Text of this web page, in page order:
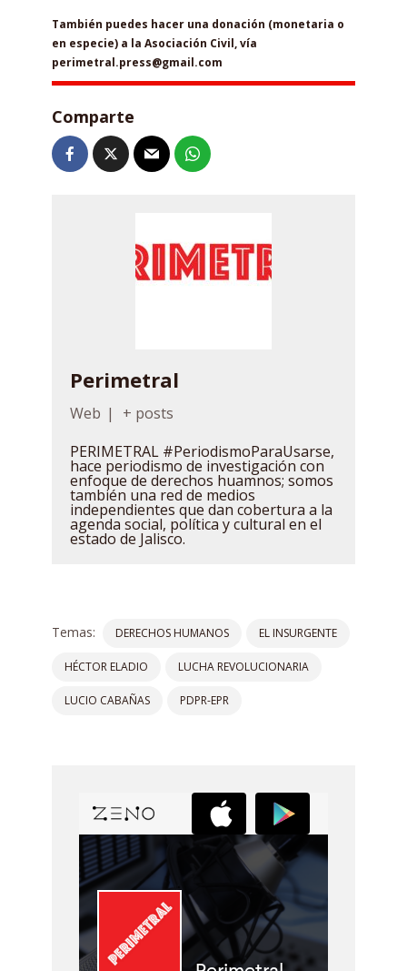
También puedes hacer una donación (monetaria o
en especie) a la Asociación Civil, vía
perimetral.press@gmail.com
Comparte
Perimetral
Web |
+ posts
PERIMETRAL #PeriodismoParaUsarse,
hace periodismo de investigación con
enfoque de derechos huamnos; somos
también una red de medios
independientes que dan cobertura a la
agenda social, política y cultural en el
estado de Jalisco.
Temas: DERECHOS HUMANOS EL INSURGENTE
HÉCTOR ELADIO LUCHA REVOLUCIONARIA
LUCIO CABAÑAS PDPR-EPR